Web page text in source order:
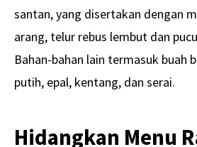
santan, yang disertakan dengan
arang, telur rebus lembut dan
Bahan-bahan lain termasuk buah
putih, epal, kentang, dan serai.
Hidangkan Menu